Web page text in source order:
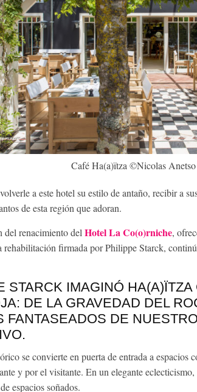
Café Ha(a)ïtza ©Nicolas Anetso
a este hotel su estilo de antaño, recibir a
de esta región que adoran.
del renacimiento delHotel La Co(o)rniche,
rehabilitación firmada por Philippe Starck,
STARCK IMAGINÓ HA(A)ÏTZA
DE LA GRAVEDAD DEL
FANTASEADOS DE
se convierte en puerta de entrada a espacios
y por el visitante. En un elegante eclecticismo,
espacios soñados.